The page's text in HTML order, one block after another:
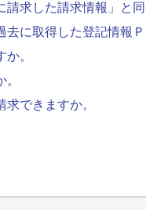
求した請求情報」と
に取得した登記情報
。
できますか。